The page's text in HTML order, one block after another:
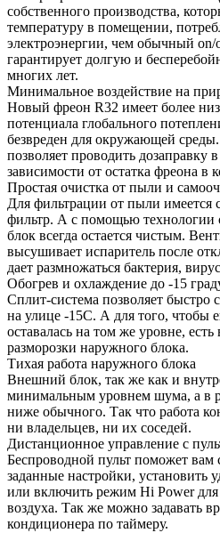
собственного производства,
температуру в помещении,
электроэнергии, чем обычный
гарантирует долгую и
многих лет.
Минимальное воздействие на
Новый фреон R32 имеет более
потенциала глобального
безвреден для окружающей среды.
позволяет проводить дозаправку
зависимости от остатка фреона в
Простая очистка от пыли и
Для фильтрации от пыли имеется
фильтр. А с помощью технологии
блок всегда остается чистым.
высушивает испаритель после
дает размножаться бактерия,
Обогрев и охлаждение до -15
Сплит-система позволяет быстро
на улице -15С. А для того, чтобы
оставалась на том же уровне,
разморозки наружного блока.
Тихая работа наружного блока
Внешний блок, так же как и
минимальным уровнем шума, а в
ниже обычного. Так что работа
ни владельцев, ни их соседей.
Дистанционное управление с
Беспроводной пульт поможет вам
заданные настройки, установить
или включить режим Hi Power
воздуха. Так же можно задавать
кондиционера по таймеру.